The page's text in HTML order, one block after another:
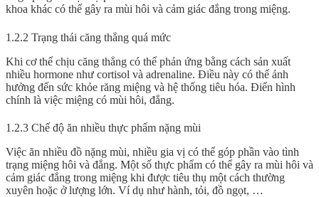
khoa khác có thể gây ra mùi hôi và cảm giác đắng trong miệng.
1.2.2 Trạng thái căng thẳng quá mức
Khi cơ thể chịu căng thẳng có thể phản ứng bằng cách sản xuất
nhiều hormone như cortisol và adrenaline. Điều này có thể ảnh
hưởng đến sức khỏe răng miệng và hệ thống tiêu hóa. Điển hình
chính là việc miệng có mùi hôi, đắng.
1.2.3 Chế độ ăn nhiều thực phẩm nặng mùi
Việc ăn nhiều đồ nặng mùi, nhiều gia vị có thể góp phần vào tình
trạng miệng hôi và đắng. Một số thực phẩm có thể gây ra mùi hôi và
cảm giác đắng trong miệng khi được tiêu thụ một cách thường
xuyên hoặc ở lượng lớn. Ví dụ như hành, tỏi, đồ ngọt, …